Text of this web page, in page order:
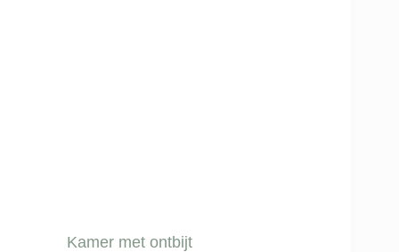
Kamer met ontbijt